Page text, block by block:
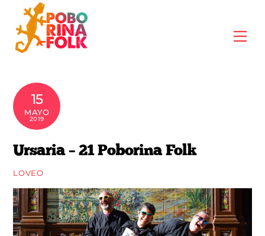
content
15
MAYO
2019
Ursaria – 21 Poborina Folk
LOVEO